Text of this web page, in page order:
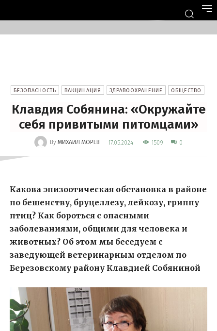
БЕЗОПАСНОСТЬ ВАКЦИНАЦИЯ ЗДРАВООХРАНЕНИЕ ОБЩЕСТВО
Клавдия Собянина: «Окружайте
себя привитыми питомцами»
By МИХАИЛ МОРЕВ 17.05.2024 1509 0
Какова эпизоотическая обстановка в районе
по бешенству, бруцеллезу, лейкозу, гриппу
птиц? Как бороться с опасными
заболеваниями, общими для человека и
животных? Об этом мы беседуем с
заведующей ветеринарным отделом по
Березовскому району Клавдией Собяниной